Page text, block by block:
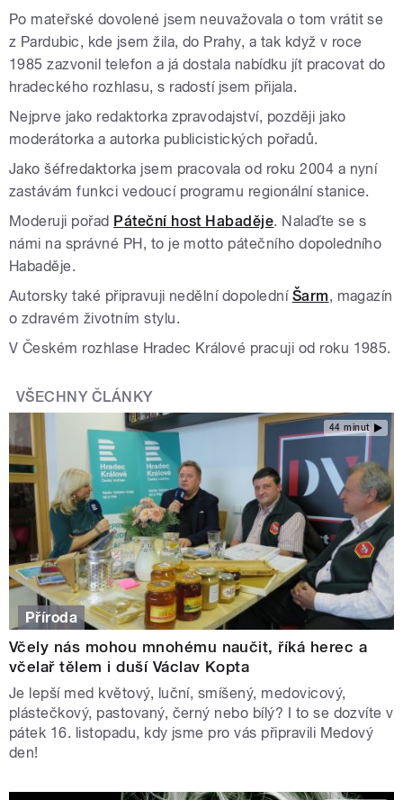
Po mateřské dovolené jsem neuvažovala o tom vrátit se
z Pardubic, kde jsem žila, do Prahy, a tak když v roce
1985 zazvonil telefon a já dostala nabídku jít pracovat do
hradeckého rozhlasu, s radostí jsem přijala.
Nejprve jako redaktorka zpravodajství, později jako
moderátorka a autorka publicistických pořadů.
Jako šéfredaktorka jsem pracovala od roku 2004 a nyní
zastávám funkci vedoucí programu regionální stanice.
Moderuji pořad Páteční host Habaděje. Nalaďte se s
námi na správné PH, to je motto pátečního dopoledního
Habaděje.
Autorsky také připravuji nedělní dopolední Šarm, magazín
o zdravém životním stylu.
V Českém rozhlase Hradec Králové pracuji od roku 1985.
VŠECHNY ČLÁNKY
44 minut
Příroda
Včely nás mohou mnohému naučit, říká herec a
včelař tělem i duší Václav Kopta
Je lepší med květový, luční, smíšený, medovicový,
plástečkový, pastovaný, černý nebo bílý? I to se dozvíte v
pátek 16. listopadu, kdy jsme pro vás připravili Medový
den!